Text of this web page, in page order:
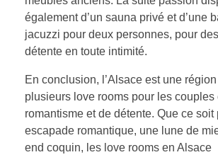
également d’un sauna privé et d’une
jacuzzi pour deux personnes, pour
détente en toute intimité.
En conclusion, l’Alsace est une
plusieurs love rooms pour les couples
romantisme et de détente. Que ce soit
escapade romantique, une lune de
end coquin, les love rooms en Alsace